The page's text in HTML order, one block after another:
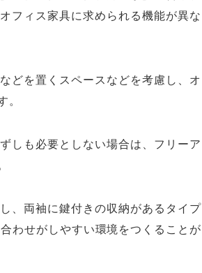
フィス家具に求められる機能が異な
どを置くスペースなどを考慮し、オ
しも必要としない場合は、フリーア
、両袖に鍵付きの収納があるタイプ
わせがしやすい環境をつくることが